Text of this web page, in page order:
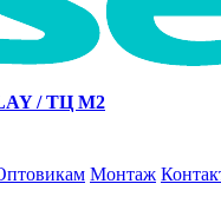
/ ТЦ М2
Монтаж